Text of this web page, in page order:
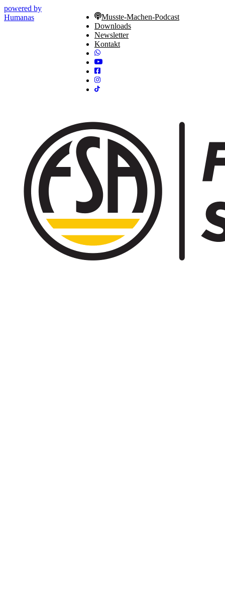
powered by
Humanas
Musste-Machen-Podcast
Downloads
Newsletter
Kontakt